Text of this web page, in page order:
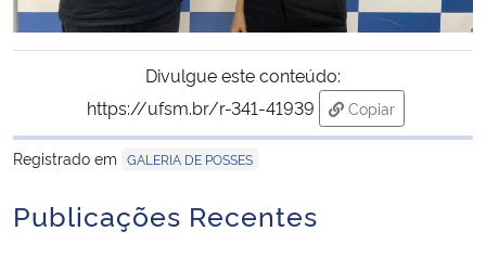
Controladoria-Geral da União
Ministério da Mulher, da Família e dos Direitos Humanos
Secretaria-Geral
Secretaria de Governo
Divulgue este conteúdo:
https://ufsm.br/r-341-41939
Copiar
para área de
Registrado em GALERIA DE POSSES
Publicações Recentes